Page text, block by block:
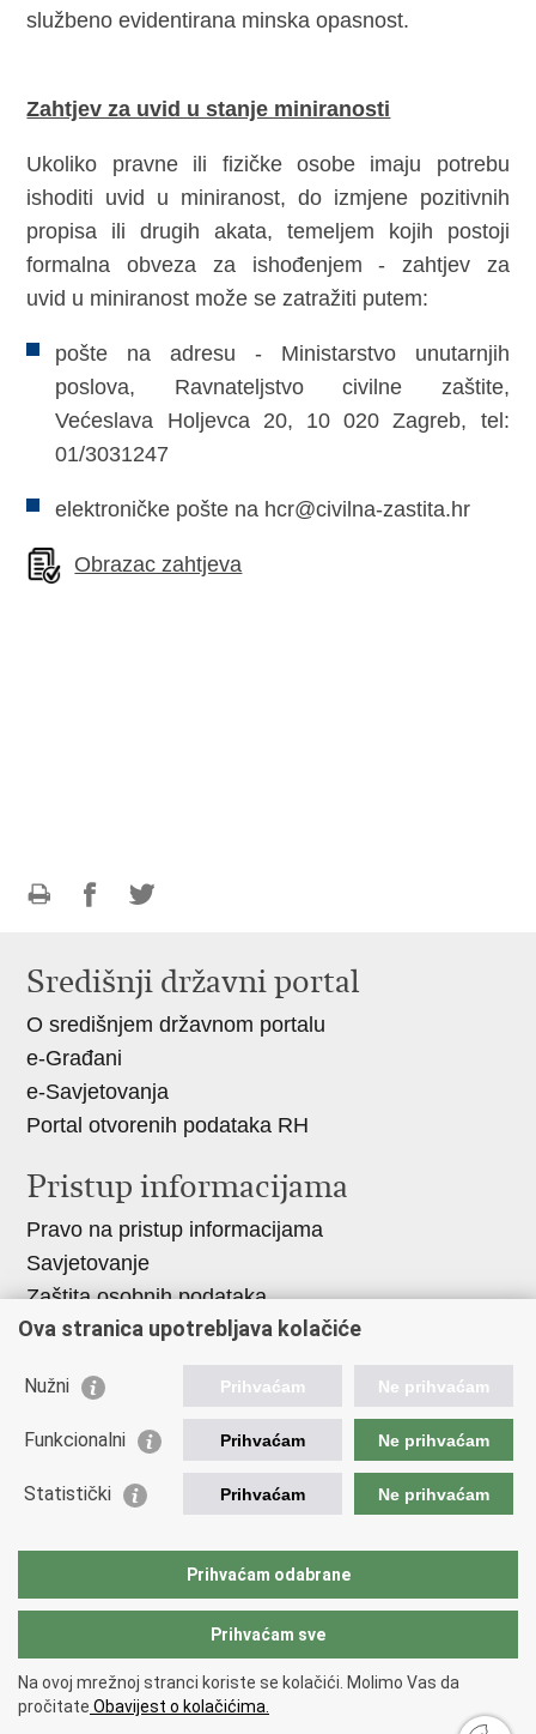
službeno evidentirana minska opasnost.
Zahtjev za uvid u stanje miniranosti
Ukoliko pravne ili fizičke osobe imaju potrebu
ishoditi uvid u miniranost, do izmjene pozitivnih
propisa ili drugih akata, temeljem kojih postoji
formalna obveza za ishođenjem - zahtjev za
uvid u miniranost može se zatražiti putem:
pošte na adresu - Ministarstvo unutarnjih
poslova, Ravnateljstvo civilne zaštite,
Većeslava Holjevca 20, 10 020 Zagreb, tel:
01/3031247
elektroničke pošte na hcr@civilna-zastita.hr
Obrazac zahtjeva
Facebooku
Twitteru
Središnji državni portal
O središnjem državnom portalu
e-Građani
e-Savjetovanja
Portal otvorenih podataka RH
Pristup informacijama
Pravo na pristup informacijama
Savjetovanje
Zaštita osobnih podataka
Zapošljavanje
Odnosi s javnošću
Važne poveznice
Vlada Republike Hrvatske
Ministarstvo obrane
Povratak na vrh
Copyright © 2026 Ravnateljstvo civilne zaštite.
korištenja.Izjava o pristupačnosti
Ova stranica upotrebljava kolačiće
Nužni Prihvaćam Ne prihvaćam
Funkcionalni Prihvaćam Ne prihvaćam
Statistički Prihvaćam Ne prihvaćam
Prihvaćam odabrane
Prihvaćam sve
Na ovoj mrežnoj stranci koriste se kolačići. Molimo Vas da
pročitate Obavijest o kolačićima.